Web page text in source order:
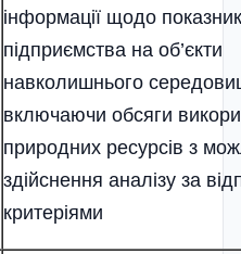
інформації щодо
підприємства на об’єкти
навколишнього
включаючи обсяги
природних ресурсів з
здійснення аналізу за
критеріями